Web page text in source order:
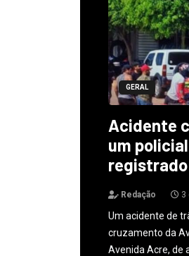
GERAL
Acidente
um
registrado
Redação 3
Um acidente de
cruzamento da
Avenida Acre, de